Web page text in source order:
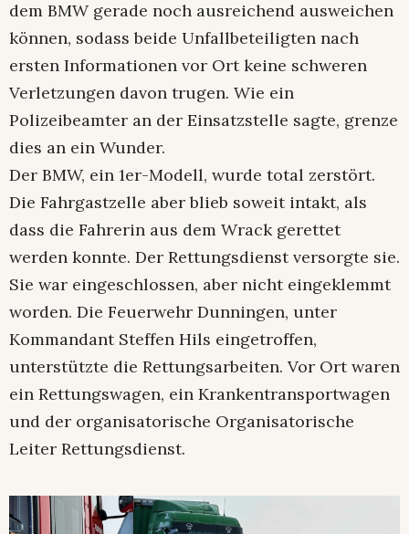
dem BMW gerade noch ausreichend ausweichen
können, sodass beide Unfallbeteiligten nach
ersten Informationen vor Ort keine schweren
Verletzungen davon trugen. Wie ein
Polizeibeamter an der Einsatzstelle sagte, grenze
dies an ein Wunder.
Der BMW, ein 1er-Modell, wurde total zerstört.
Die Fahrgastzelle aber blieb soweit intakt, als
dass die Fahrerin aus dem Wrack gerettet
werden konnte. Der Rettungsdienst versorgte sie.
Sie war eingeschlossen, aber nicht eingeklemmt
worden. Die Feuerwehr Dunningen, unter
Kommandant Steffen Hils eingetroffen,
unterstützte die Rettungsarbeiten. Vor Ort waren
ein Rettungswagen, ein Krankentransportwagen
und der organisatorische Organisatorische
Leiter Rettungsdienst.